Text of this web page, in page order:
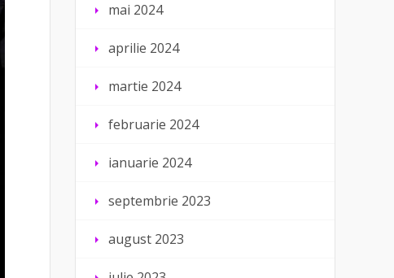
mai 2024
aprilie 2024
martie 2024
februarie 2024
ianuarie 2024
septembrie 2023
august 2023